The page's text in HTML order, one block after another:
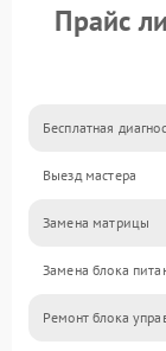
Прайс
Бесплатная
Выезд мастера
Замена матрицы
Замена блока
Ремонт блока